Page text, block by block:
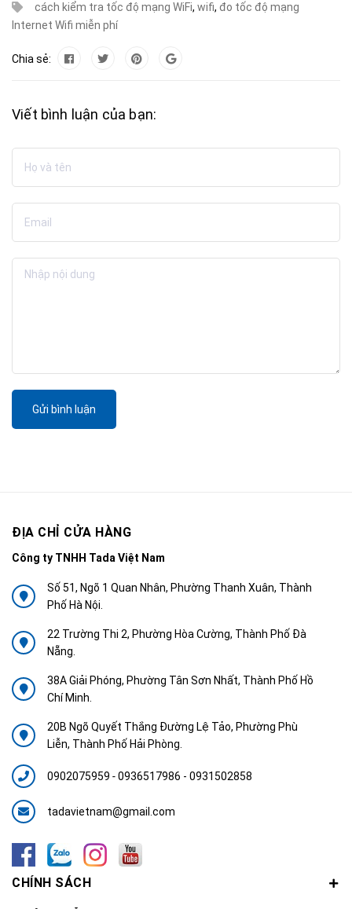
cách kiểm tra tốc độ mạng WiFi, wifi, đo tốc độ mạng
Internet Wifi miễn phí
Chia sẻ:
Viết bình luận của bạn:
Gửi bình luận
ĐỊA CHỈ CỬA HÀNG
Công ty TNHH Tada Việt Nam
Số 51, Ngõ 1 Quan Nhân, Phường Thanh Xuân, Thành
Phố Hà Nội.
22 Trường Thi 2, Phường Hòa Cường, Thành Phố Đà
Nẵng.
38A Giải Phóng, Phường Tân Sơn Nhất, Thành Phố Hồ
Chí Minh.
20B Ngõ Quyết Thắng Đường Lệ Tảo, Phường Phù
Liễn, Thành Phố Hải Phòng.
0902075959 -0936517986 - 0931502858
tadavietnam@gmail.com
CHÍNH SÁCH